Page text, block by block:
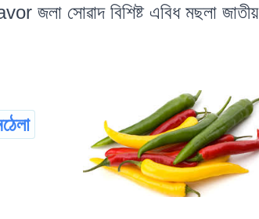
সোৱাদ বিশিষ্ট এবিধ মছলা জাতীয়